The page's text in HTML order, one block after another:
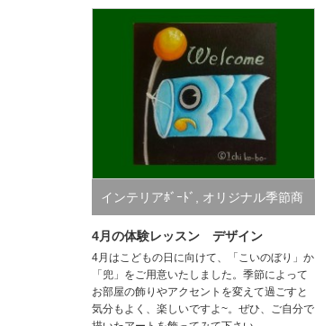
インテリアﾎﾞｰﾄﾞ オリジナル季節商
品,今月のデザイン
4月の体験レッスン デザイン
4月はこどもの日に向けて、「こいのぼり」か
「兜」をご用意いたしました。季節によって
お部屋の飾りやアクセントを変えて過ごすと
気分もよく、楽しいですよ~。ぜひ、ご自分で